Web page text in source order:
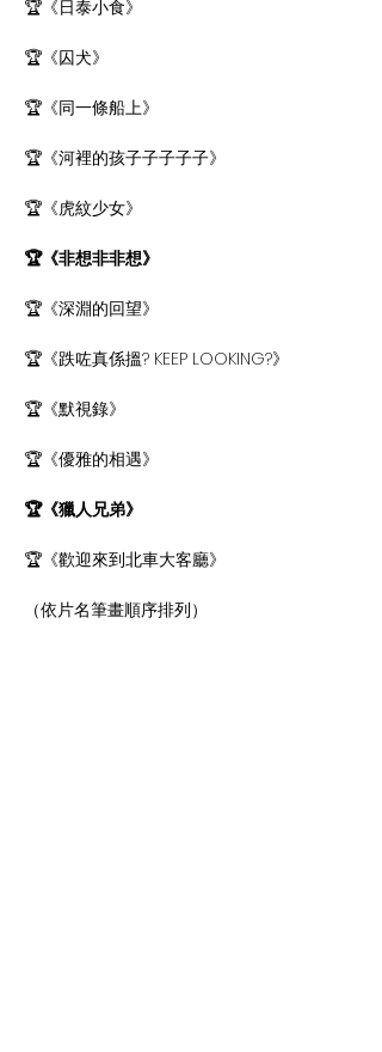
🏆《日泰小食》
🏆《囚犬》
🏆《同一條船上》
🏆《河裡的孩子子子子子》
🏆《虎紋少女》
🏆《非想非非想》
🏆《深淵的回望》
🏆《跌咗真係搵? KEEP LOOKING?》
🏆《默視錄》
🏆《優雅的相遇》
🏆《獵人兄弟》
🏆《歡迎來到北車大客廳》
（依片名筆畫順序排列）